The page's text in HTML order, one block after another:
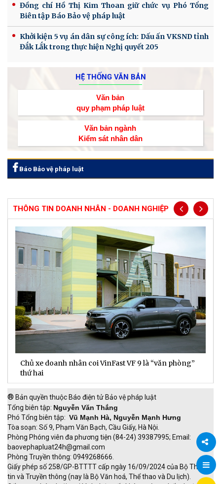
Chia
Đồng chí Hồ Thị Kim Thoan giữ chức vụ Phó Tổng
Biên tập Báo Bảo vệ pháp luật
Khởi kiện 5 vụ án dân sự công ích: Dấu ấn VKSND tỉnh
Đắk Lắk trong thực hiện Nghị quyết 205
HỆ THỐNG VĂN BẢN
Văn bản
quy phạm pháp luật
Văn bản ngành
Kiểm sát nhân dân
Báo Bảo vệ pháp luật
THÔNG TIN DOANH NHÂN - DOANH NGHIỆP
Chủ xe doanh nhân coi VinFast VF 9 là “văn phòng”
thứ hai
® Bản quyền thuộc Báo điện tử Bảo vệ pháp luật
Tổng biên tập: Nguyễn Văn Thắng
Phó Tổng biên tập: Vũ Mạnh Hà, Nguyễn Mạnh Hưng
Tòa soạn: Số 9, Phạm Văn Bạch, Cầu Giấy, Hà Nội.
Phòng Phóng viên đa phương tiện (84-24) 39387995; Email:
baovephapluat24h@gmail.com
Phòng Truyền thông: 0949268666.
Giấy phép số 258/GP-BTTTT cấp ngày 16/09/2024 của Bộ Thông
tin và Truyền thông (nay là Bộ Văn hoá, Thể thao và Du lịch).